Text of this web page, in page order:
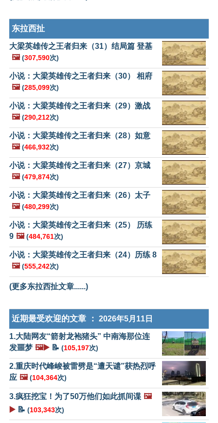
东拉西扯
大梁英雄传之王者归来（31）结局篇 登基
🖼️ (307,590次)
小说：大梁英雄传之王者归来（30） 相府
🖼️ (285,099次)
小说：大梁英雄传之王者归来（29）激战
🖼️ (290,212次)
小说：大梁英雄传之王者归来（28）如意
🖼️ (466,932次)
小说：大梁英雄传之王者归来（27）京城
🖼️ (479,874次)
小说：大梁英雄传之王者归来（26）太子
🖼️ (480,299次)
小说：大梁英雄传之王者归来（25） 历练
9 🖼️ (484,761次)
小说：大梁英雄传之王者归来（24）历练 8
🖼️ (555,242次)
(更多东拉西扯文章......)
近期最受欢迎的文章 ： 2026年5月11日
1.大陆网友“箭射龙袍猪头” 中南海那位连
发噩梦 🖼️▶️ 📝 (105,197次)
2.重庆时代峰峻被雷劈是“遭天谴”获热烈呼
应 🖼️ (104,364次)
3.疯狂挖宝！为了50万他们如此抓间谍 🖼️
▶️ 📝 (103,343次)